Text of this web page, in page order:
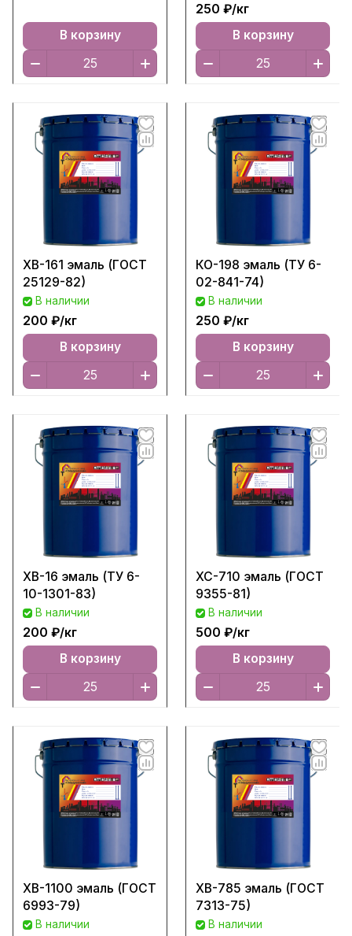
В корзину
250 ₽/кг
В корзину
ХВ-161 эмаль (ГОСТ
25129-82)
В наличии
200 ₽/кг
В корзину
КО-198 эмаль (ТУ 6-
02-841-74)
В наличии
250 ₽/кг
В корзину
ХВ-16 эмаль (ТУ 6-
10-1301-83)
В наличии
200 ₽/кг
В корзину
ХС-710 эмаль (ГОСТ
9355-81)
В наличии
500 ₽/кг
В корзину
ХВ-1100 эмаль (ГОСТ
6993-79)
В наличии
ХВ-785 эмаль (ГОСТ
7313-75)
В наличии